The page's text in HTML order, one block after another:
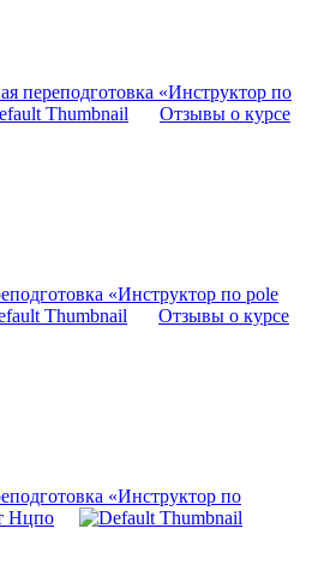
переподготовка «Инструктор по
Отзывы о курсе
«Инструктор по pole
Отзывы о курсе
«Инструктор по
Нцпо